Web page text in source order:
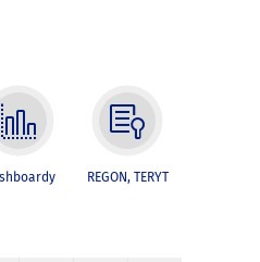
REGON, TERYT